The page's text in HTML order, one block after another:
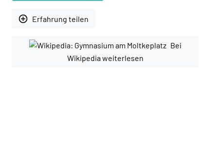
add_circle_outline Erfahrung teilen
Bei
Wikipedia weiterlesen